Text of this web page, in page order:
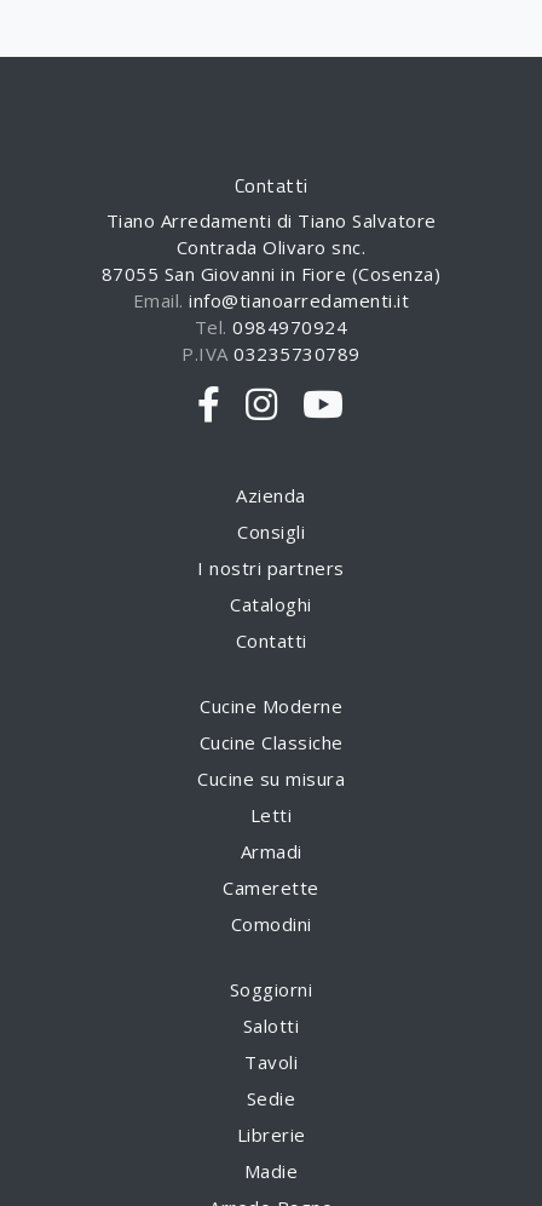
Contatti
Tiano Arredamenti di Tiano Salvatore
Contrada Olivaro snc.
87055 San Giovanni in Fiore (Cosenza)
Email.info@tianoarredamenti.it
Tel.0984970924
P.IVA03235730789
Azienda
Consigli
I nostri partners
Cataloghi
Contatti
Cucine Moderne
Cucine Classiche
Cucine su misura
Letti
Armadi
Camerette
Comodini
Soggiorni
Salotti
Tavoli
Sedie
Librerie
Madie